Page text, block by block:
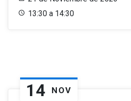
13:30 a 14:30
14 NOV